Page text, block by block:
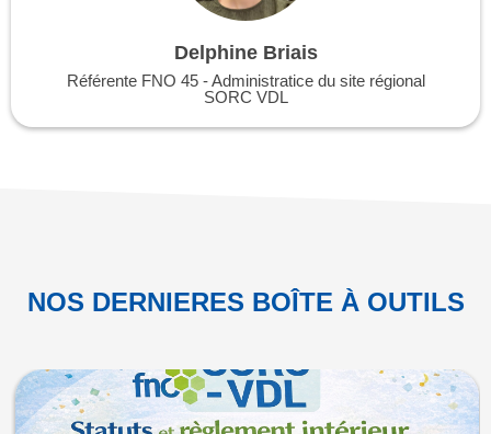
Delphine Briais
Référente FNO 45 - Administratice du site régional
SORC VDL
NOS DERNIERES BOÎTE À OUTILS